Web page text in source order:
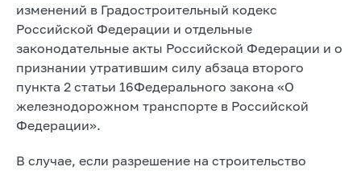
изменений в Градостроительный кодекс
Российской Федерации и отдельные
законодательные акты Российской Федерации и о
признании утратившим силу абзаца второго
пункта 2 статьи 16Федерального закона «О
железнодорожном транспорте в Российской
Федерации».
В случае, если разрешение на строительство